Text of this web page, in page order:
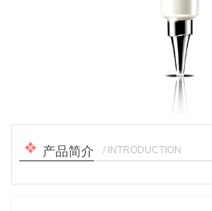
产品简介 / INTRODUCTION